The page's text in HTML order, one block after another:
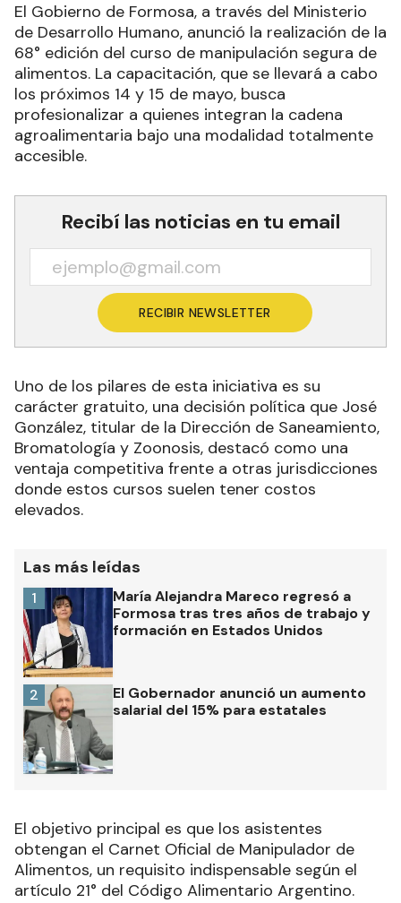
El Gobierno de Formosa, a través del Ministerio
de Desarrollo Humano, anunció la realización de la
68° edición del curso de manipulación segura de
alimentos. La capacitación, que se llevará a cabo
los próximos 14 y 15 de mayo, busca
profesionalizar a quienes integran la cadena
agroalimentaria bajo una modalidad totalmente
accesible.
Recibí las noticias en tu email
RECIBIR NEWSLETTER
Uno de los pilares de esta iniciativa es su
carácter gratuito, una decisión política que José
González, titular de la Dirección de Saneamiento,
Bromatología y Zoonosis, destacó como una
ventaja competitiva frente a otras jurisdicciones
donde estos cursos suelen tener costos
elevados.
Las más leídas
María Alejandra Mareco regresó a
Formosa tras tres años de trabajo y
formación en Estados Unidos
1
El Gobernador anunció un aumento
salarial del 15% para estatales
2
El objetivo principal es que los asistentes
obtengan el Carnet Oficial de Manipulador de
Alimentos, un requisito indispensable según el
artículo 21° del Código Alimentario Argentino.